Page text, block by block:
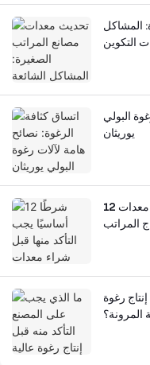
المشاكل
التكوين
البولي
يوريثان
12 شرطًا أساسيًا يجب التأكد منها قبل شراء معدات
المراتب
رغوة
المرونة؟